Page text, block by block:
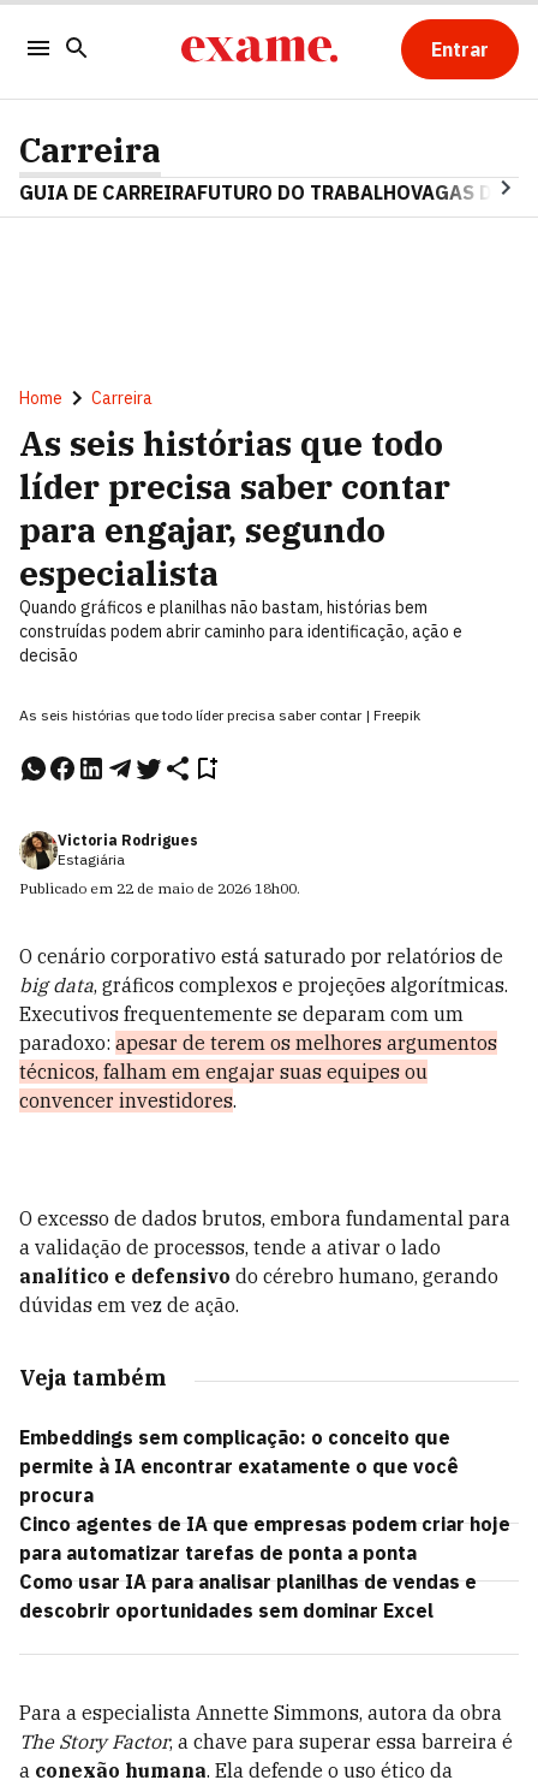
Entrar
Carreira
GUIA DE CARREIRAFUTURO DO TRABALHOVAGAS DE
Home Carreira
As seis histórias que todo
líder precisa saber contar
para engajar, segundo
especialista
Quando gráficos e planilhas não bastam, histórias bem
construídas podem abrir caminho para identificação, ação e
decisão
As seis histórias que todo líder precisa saber contar | Freepik
Victoria Rodrigues
Estagiária
Publicado em 22 de maio de 2026 18h00.
O cenário corporativo está saturado por relatórios de
big data, gráficos complexos e projeções algorítmicas.
Executivos frequentemente se deparam com um
paradoxo: apesar de terem os melhores argumentos
técnicos, falham em engajar suas equipes ou
convencer investidores.
O excesso de dados brutos, embora fundamental para
a validação de processos, tende a ativar o lado
analítico e defensivo do cérebro humano, gerando
dúvidas em vez de ação.
Veja também
Embeddings sem complicação: o conceito que
permite à IA encontrar exatamente o que você
procura
Cinco agentes de IA que empresas podem criar hoje
para automatizar tarefas de ponta a ponta
Como usar IA para analisar planilhas de vendas e
descobrir oportunidades sem dominar Excel
Para a especialista Annette Simmons, autora da obra
The Story Factor, a chave para superar essa barreira é
a conexão humana. Ela defende o uso ético da